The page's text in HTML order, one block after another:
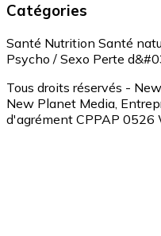
Catégories
Santé Nutrition Santé
Psycho / Sexo Perte
Tous droits réservés -
New Planet Media,
d'agrément CPPAP 0526